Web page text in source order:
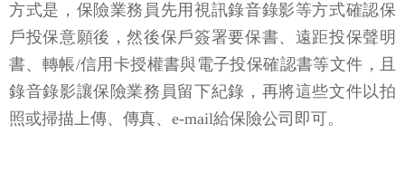
方式是，保險業務員先用視訊錄音錄影等方式確認保
戶投保意願後，然後保戶簽署要保書、遠距投保聲明
書、轉帳/信用卡授權書與電子投保確認書等文件，且
錄音錄影讓保險業務員留下紀錄，再將這些文件以拍
照或掃描上傳、傳真、e-mail給保險公司即可。